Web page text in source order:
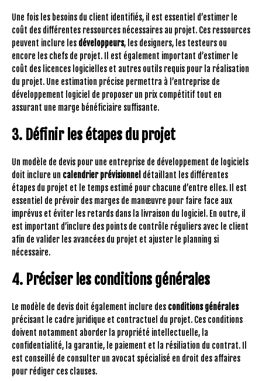
Une fois les besoins du client identifiés, il est essentiel d’estimer le
coût des différentes ressources nécessaires au projet. Ces ressources
peuvent inclure les développeurs, les designers, les testeurs ou
encore les chefs de projet. Il est également important d’estimer le
coût des licences logicielles et autres outils requis pour la réalisation
du projet. Une estimation précise permettra à l’entreprise de
développement logiciel de proposer un prix compétitif tout en
assurant une marge bénéficiaire suffisante.
3. Définir les étapes du projet
Un modèle de devis pour une entreprise de développement de logiciels
doit inclure un calendrier prévisionnel détaillant les différentes
étapes du projet et le temps estimé pour chacune d’entre elles. Il est
essentiel de prévoir des marges de manœuvre pour faire face aux
imprévus et éviter les retards dans la livraison du logiciel. En outre, il
est important d’inclure des points de contrôle réguliers avec le client
afin de valider les avancées du projet et ajuster le planning si
nécessaire.
4. Préciser les conditions générales
Le modèle de devis doit également inclure des conditions générales
précisant le cadre juridique et contractuel du projet. Ces conditions
doivent notamment aborder la propriété intellectuelle, la
confidentialité, la garantie, le paiement et la résiliation du contrat. Il
est conseillé de consulter un avocat spécialisé en droit des affaires
pour rédiger ces clauses.